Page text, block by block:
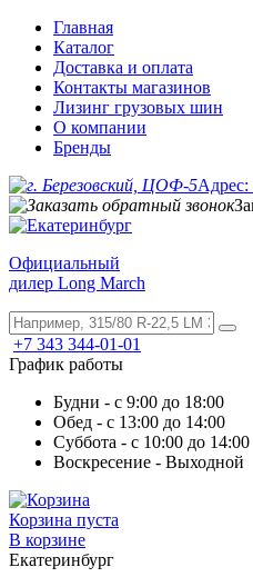
Главная
Каталог
Доставка и оплата
Контакты магазинов
Лизинг грузовых шин
О компании
Бренды
Официальный
дилер Long March
+7 343 344-01-01
График работы
Будни - с 9:00 до 18:00
Обед - с 13:00 до 14:00
Суббота - с 10:00 до 14:00
Воскресение - Выходной
Корзина пуста
В корзине
Екатеринбург